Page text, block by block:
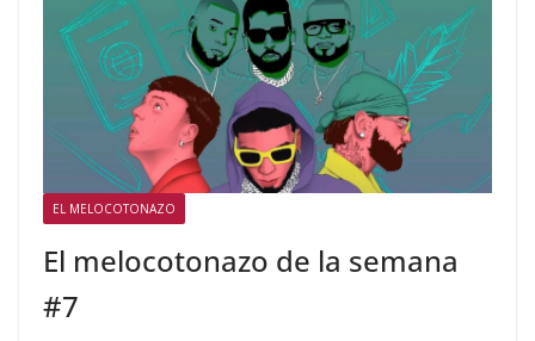
EL MELOCOTONAZO
El melocotonazo de la semana
#7